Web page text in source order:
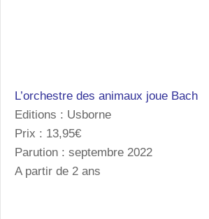
L’orchestre des animaux joue Bach
Editions : Usborne
Prix : 13,95€
Parution : septembre 2022
A partir de 2 ans